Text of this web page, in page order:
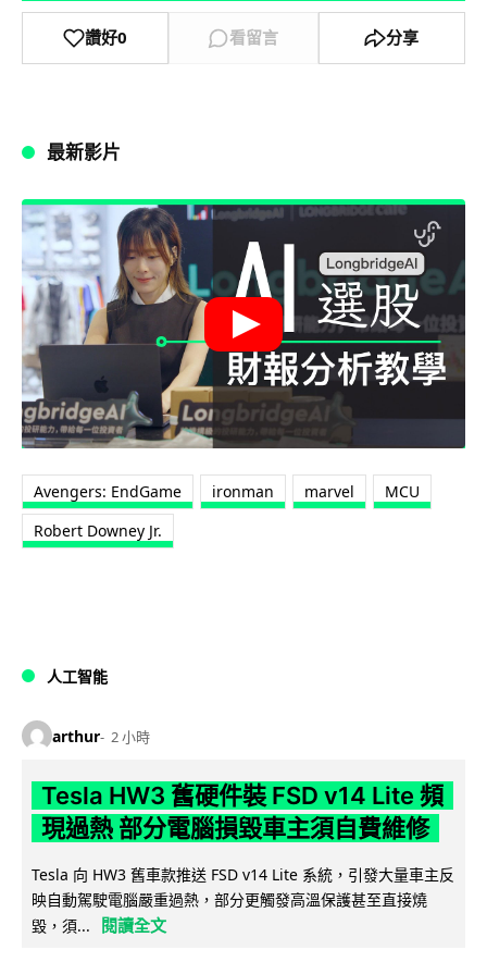
讚好0 看留言 分享
最新影片
Avengers: EndGame ironman marvel
MCU
Robert Downey Jr.
人工智能
arthur 2 小時
Tesla HW3 舊硬件裝 FSD v14 Lite 頻
現過熱 部分電腦損毀車主須自費維修
Tesla 向 HW3 舊車款推送 FSD v14 Lite 系統，引發大量車主反
映自動駕駛電腦嚴重過熱，部分更觸發高溫保護甚至直接燒
毀，須...
閱讀全文